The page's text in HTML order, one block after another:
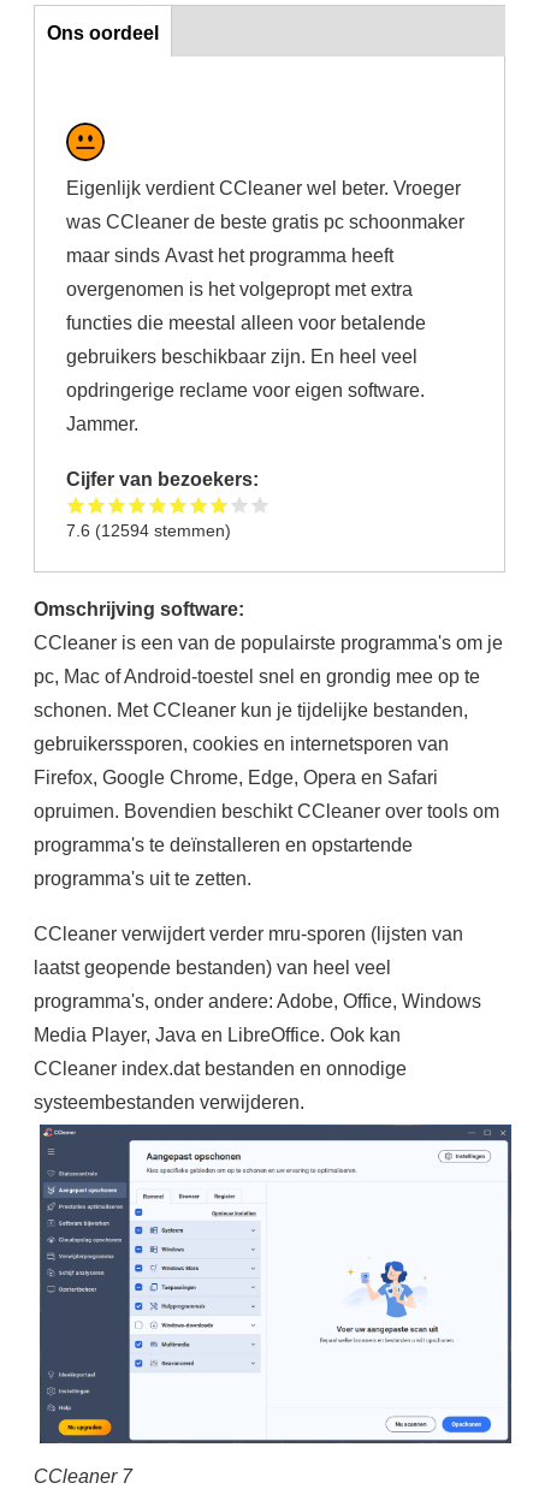
Ons oordeel
Ons oordeel
Eigenlijk verdient CCleaner wel beter. Vroeger
was CCleaner de beste gratis pc schoonmaker
maar sinds Avast het programma heeft
overgenomen is het volgepropt met extra
functies die meestal alleen voor betalende
gebruikers beschikbaar zijn. En heel veel
opdringerige reclame voor eigen software.
Jammer.
Cijfer van bezoekers:
7.6 (12594 stemmen)
Omschrijving software:
CCleaner is een van de populairste programma's om je
pc, Mac of Android-toestel snel en grondig mee op te
schonen. Met CCleaner kun je tijdelijke bestanden,
gebruikerssporen, cookies en internetsporen van
Firefox, Google Chrome, Edge, Opera en Safari
opruimen. Bovendien beschikt CCleaner over tools om
programma's te deïnstalleren en opstartende
programma's uit te zetten.
CCleaner verwijdert verder mru-sporen (lijsten van
laatst geopende bestanden) van heel veel
programma's, onder andere: Adobe, Office, Windows
Media Player, Java en LibreOffice. Ook kan
CCleaner index.dat bestanden en onnodige
systeembestanden verwijderen.
CCleaner 7